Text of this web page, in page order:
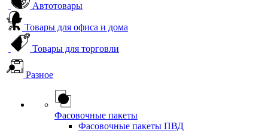
Автотовары
Товары для офиса и дома
Товары для торговли
Разное
Фасовочные пакеты
Фасовочные пакеты ПВД